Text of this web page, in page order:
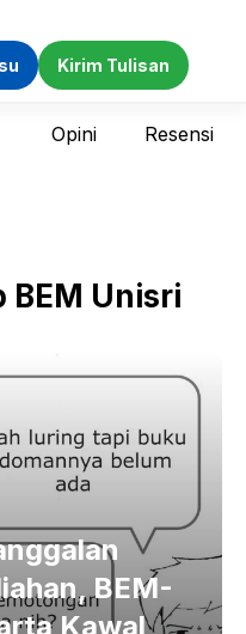
Kirim Tulisan
Opini Resensi
Unisri
BEM-
Kawal